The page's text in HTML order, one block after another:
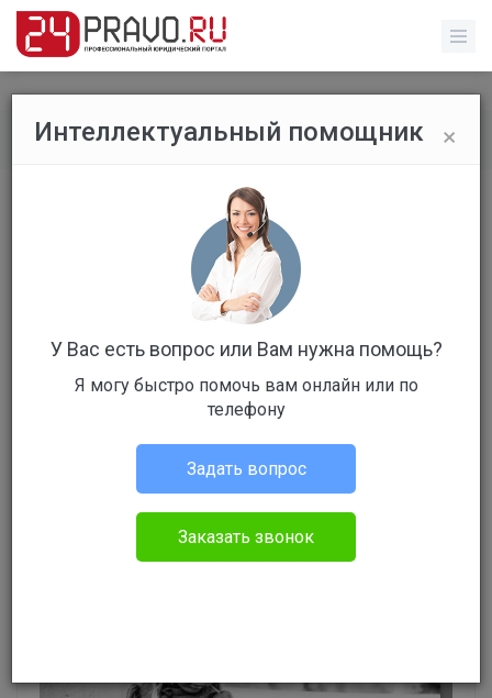
Все публикации / Прочее
3 декабря в России отмечается
День Неизвестного Солдата
Шабаева Ольга Алексеевна
×
Интеллектуальный помощник
У Вас есть вопрос или Вам нужна помощь?
Я могу быстро помочь вам онлайн или по
телефону
Задать вопрос
Заказать звонок